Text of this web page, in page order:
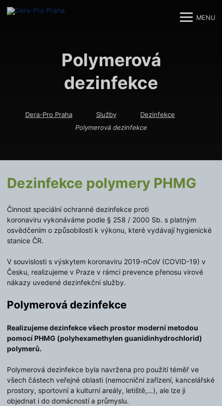
MENU
Polymerová
dezinfekce
Dera-Pro Praha Služby
Dezinfekce
Polymerová dezinfekce
Dezinfekce polymery PHMG
Činnost speciální ochranné dezinfekce proti
koronaviru vykonáváme podle § 258 / 2000 Sb. s platným
osvědčením o způsobilosti k výkonu, které vydávají hygienické
stanice ČR.
V souvislosti s výskytem koronaviru 2019-nCoV (COVID-19) v
Česku, realizujeme v Praze v rámci prevence přenosu virové
nákazy uvedené dezinfekční služby.
Polymerová dezinfekce
Realizujeme dezinfekce všech prostor moderní metodou
pomocí PHMG (polyhexamethylen guanidinhydrochlorid)
polymerů.
Polymerová dezinfekce byla navržena pro použití téměř ve
všech částech veřejné oblasti (nemocniční zařízení, kancelářské
prostory, sportovní a kulturní areály, letiště,…), ale lze ji
objednat i do domácností a průmyslu.